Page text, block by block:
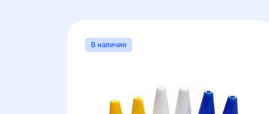
В наличии